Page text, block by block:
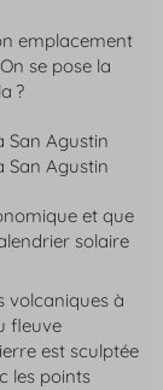
emplacement
se pose la
?
et que
solaire
volcaniques à
fleuve
est sculptée
les points